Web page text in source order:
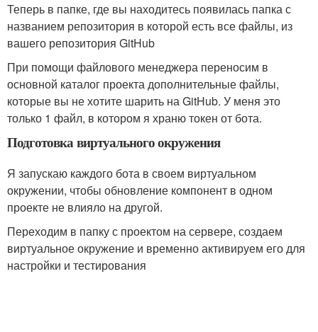
Теперь в папке, где вы находитесь появилась папка с
названием репозитория в которой есть все файлы, из
вашего репозитория GitHub
При помощи файлового менеджера переносим в
основной каталог проекта дополнительные файлы,
которые вы не хотите шарить на GitHub. У меня это
только 1 файл, в котором я храню токен от бота.
Подготовка виртуального окружения
Я запускаю каждого бота в своем виртуальном
окружении, чтобы обновление компонент в одном
проекте не влияло на другой.
Переходим в папку с проектом на сервере, создаем
виртуальное окружение и временно активируем его для
настройки и тестирования